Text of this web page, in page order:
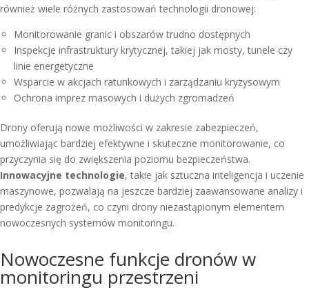
również wiele różnych zastosowań technologii dronowej:
Monitorowanie granic i obszarów trudno dostępnych
Inspekcje infrastruktury krytycznej, takiej jak mosty, tunele czy
linie energetyczne
Wsparcie w akcjach ratunkowych i zarządzaniu kryzysowym
Ochrona imprez masowych i dużych zgromadzeń
Drony oferują nowe możliwości w zakresie zabezpieczeń,
umożliwiając bardziej efektywne i skuteczne monitorowanie, co
przyczynia się do zwiększenia poziomu bezpieczeństwa.
Innowacyjne technologie, takie jak sztuczna inteligencja i uczenie
maszynowe, pozwalają na jeszcze bardziej zaawansowane analizy i
predykcje zagrożeń, co czyni drony niezastąpionym elementem
nowoczesnych systemów monitoringu.
Nowoczesne funkcje dronów w
monitoringu przestrzeni